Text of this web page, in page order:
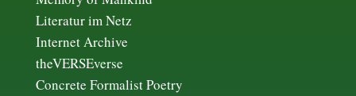
Literatur im Netz
Internet Archive
theVERSEverse
Concrete Formalist Poetry